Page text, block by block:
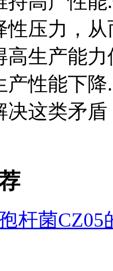
性压力，
高生产能
产性能下
决这类矛
杆菌